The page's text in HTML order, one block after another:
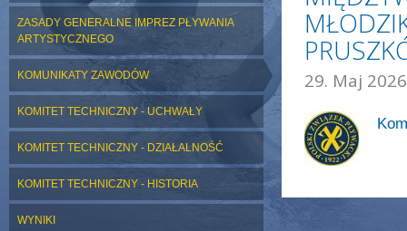
ZASADY GENERALNE IMPREZ PŁYWANIA
ARTYSTYCZNEGO
KOMUNIKATY ZAWODÓW
KOMITET TECHNICZNY - UCHWAŁY
KOMITET TECHNICZNY - DZIAŁALNOŚĆ
KOMITET TECHNICZNY - HISTORIA
WYNIKI
29. Maj